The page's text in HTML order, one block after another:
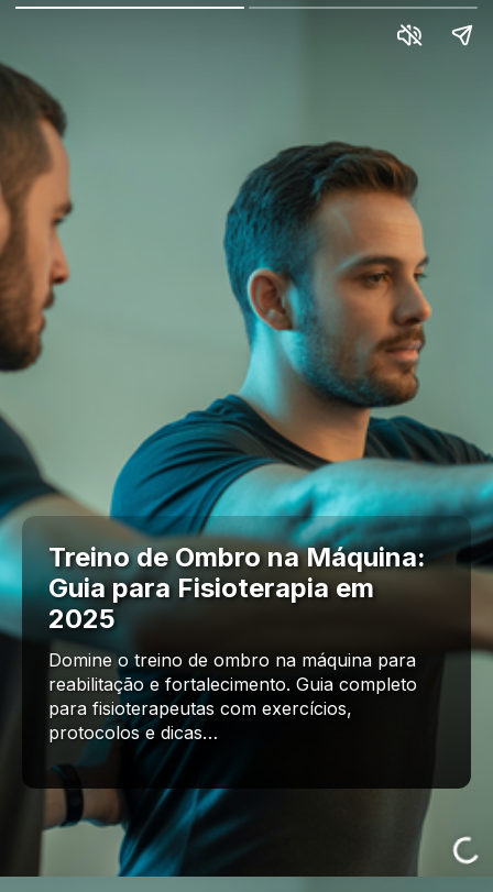
Treino de Ombro na Máquina:
Guia para Fisioterapia em
2025
Domine o treino de ombro na máquina para
reabilitação e fortalecimento. Guia completo
para fisioterapeutas com exercícios,
protocolos e dicas…